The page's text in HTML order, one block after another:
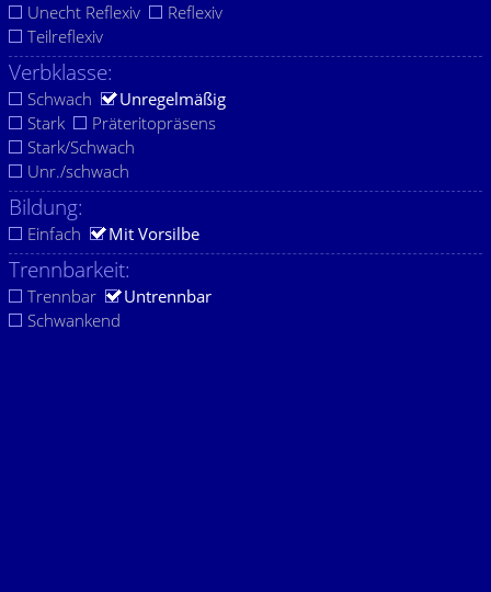
Unecht Reflexiv
Reflexiv
Teilreflexiv
Verbklasse:
Schwach
Unregelmäßig
Stark
Präteritopräsens
Stark/Schwach
Unr./schwach
Bildung:
Einfach Mit Vorsilbe
Trennbarkeit:
Trennbar
Untrennbar
Schwankend